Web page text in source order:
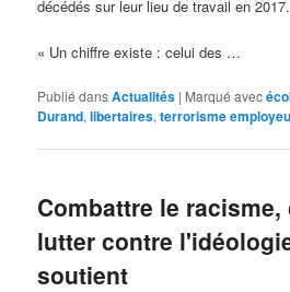
décédés sur leur lieu de travail en 2017.
« Un chiffre existe : celui des …
Publié dansActualités | Marqué avec
Durand,libertaires,terrorisme
Combattre le racisme,
lutter contre
soutient